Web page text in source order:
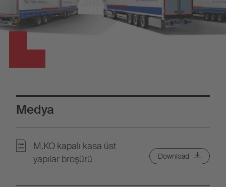
Medya
M.KO kapalı kasa üst
yapılar broşürü
Download